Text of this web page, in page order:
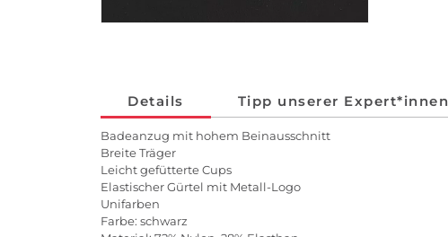
Details Tipp unserer Expert*innen
Badeanzug mit hohem Beinausschnitt
Breite Träger
Leicht gefütterte Cups
Elastischer Gürtel mit Metall-Logo
Unifarben
Farbe: schwarz